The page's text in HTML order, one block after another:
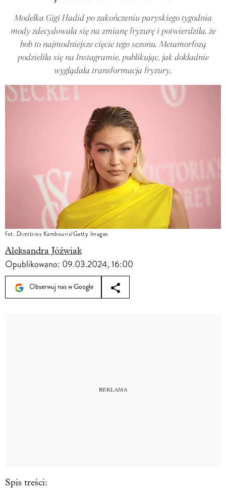
Modelka Gigi Hadid po zakończeniu paryskiego tygodnia
mody zdecydowała się na zmianę fryzurę i potwierdziła, że
bob to najmodniejsze cięcie tego sezonu. Metamorfozą
podzieliła się na Instagramie, publikując, jak dokładnie
wyglądała transformacja fryzury.
fot. Dimitrios Kambouris/Getty Images
Aleksandra Jóźwiak
Opublikowano: 09.03.2024, 16:00
Obserwuj nas w Google
Spis treści: